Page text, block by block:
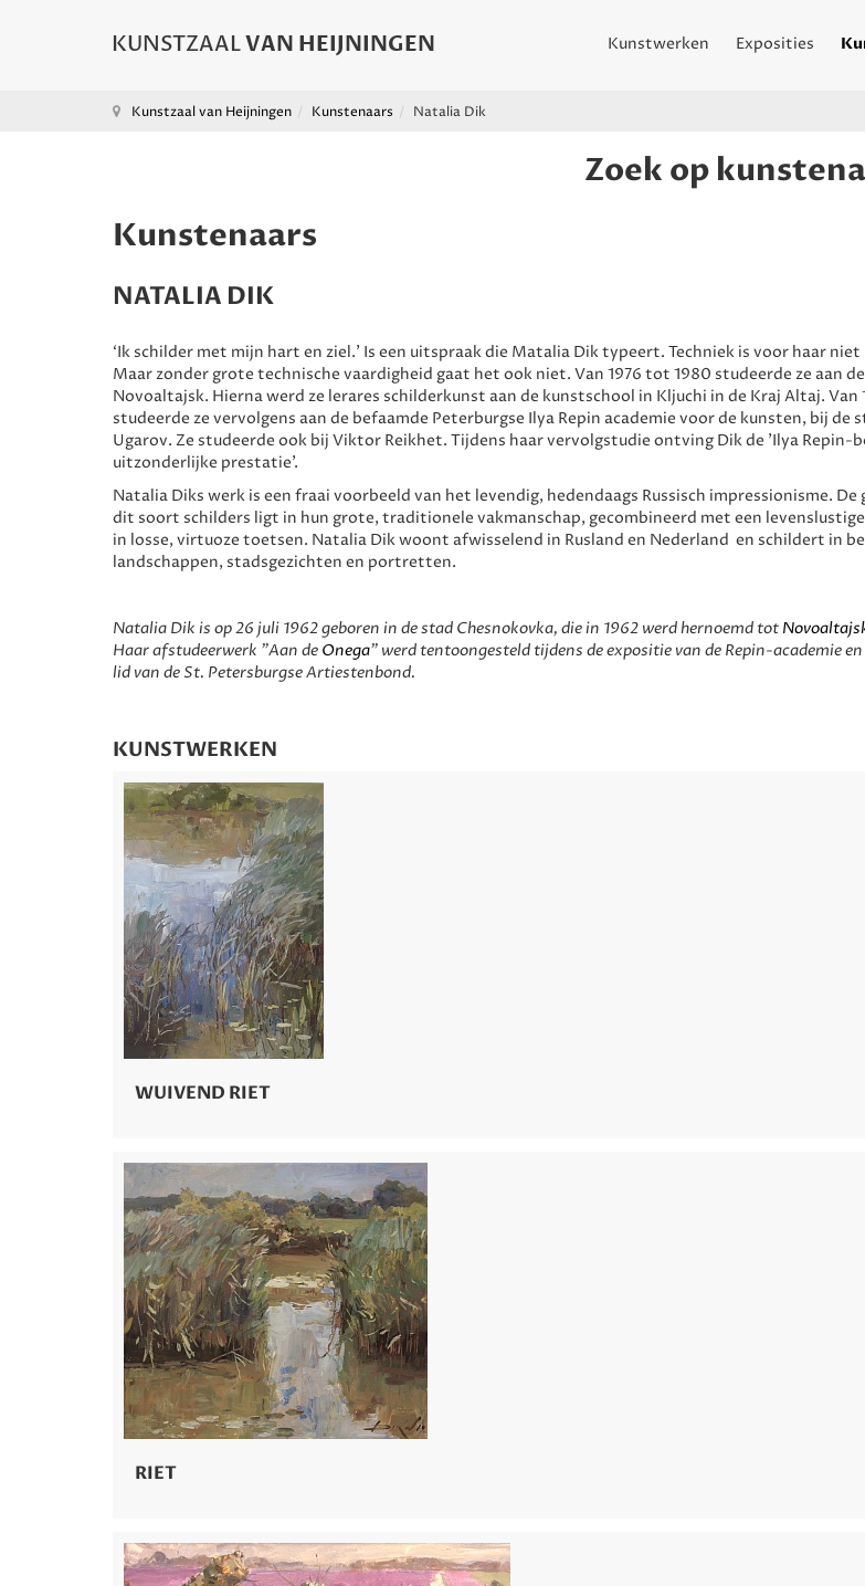
Kunstwerken Exposities
Kunstzaal van Heijningen Kunstenaars Natalia Dik
Zoek op
Kunstenaars
NATALIA DIK
‘Ik schilder met mijn hart en ziel.’ Is een uitspraak die Matalia Dik typeert. Techniek is voor haar
Maar zonder grote technische vaardigheid gaat het ook niet. Van 1976 tot 1980 studeerde ze aan
Novoaltajsk. Hierna werd ze lerares schilderkunst aan de kunstschool in Kljuchi in de Kraj Altaj. Van
studeerde ze vervolgens aan de befaamde Peterburgse Ilya Repin academie voor de kunsten, bij de
Ugarov. Ze studeerde ook bij Viktor Reikhet. Tijdens haar vervolgstudie ontving Dik de 'Ilya Repin-
uitzonderlijke prestatie'.
Natalia Diks werk is een fraai voorbeeld van het levendig, hedendaags Russisch impressionisme.
dit soort schilders ligt in hun grote, traditionele vakmanschap, gecombineerd met een
in losse, virtuoze toetsen. Natalia Dik woont afwisselend in Rusland en Nederland en schildert in
landschappen, stadsgezichten en portretten.
Natalia Dik is op 26 juli 1962 geboren in de stad Chesnokovka, die in 1962 werd hernoemd tot
Haar afstudeerwerk "Aan de Onega" werd tentoongesteld tijdens de expositie van de Repin-academie
lid van de St. Petersburgse Artiestenbond.
KUNSTWERKEN
WUIVEND RIET
RIET